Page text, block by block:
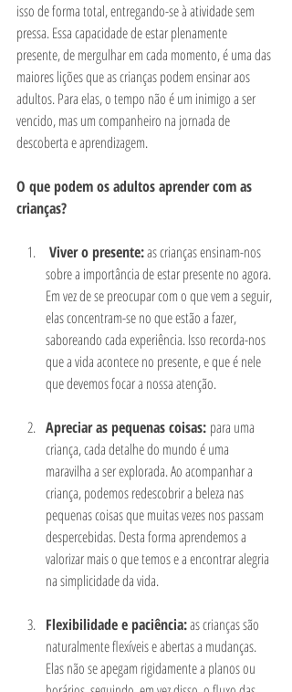
isso de forma total, entregando-se à atividade sem
pressa. Essa capacidade de estar plenamente
presente, de mergulhar em cada momento, é uma das
maiores lições que as crianças podem ensinar aos
adultos. Para elas, o tempo não é um inimigo a ser
vencido, mas um companheiro na jornada de
descoberta e aprendizagem.
O que podem os adultos aprender com as
crianças?
Viver o presente: as crianças ensinam-nos
sobre a importância de estar presente no agora.
Em vez de se preocupar com o que vem a seguir,
elas concentram-se no que estão a fazer,
saboreando cada experiência. Isso recorda-nos
que a vida acontece no presente, e que é nele
que devemos focar a nossa atenção.
Apreciar as pequenas coisas: para uma
criança, cada detalhe do mundo é uma
maravilha a ser explorada. Ao acompanhar a
criança, podemos redescobrir a beleza nas
pequenas coisas que muitas vezes nos passam
despercebidas. Desta forma aprendemos a
valorizar mais o que temos e a encontrar alegria
na simplicidade da vida.
Flexibilidade e paciência: as crianças são
naturalmente flexíveis e abertas a mudanças.
Elas não se apegam rigidamente a planos ou